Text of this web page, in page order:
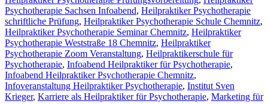
Psychotherapie Sachsen Infoabend, Heilpraktiker Psychotherapie
schriftliche Prüfung, Heilpraktiker Psychotherapie Schule Chemnitz,
Heilpraktiker Psychotherapie Seminar Chemnitz, Heilpraktiker
Psychotherapie Weststraße 18 Chemnitz, Heilpraktiker
Psychotherapie Zoom Veranstaltung, Heilpraktikerschule für
Psychotherapie, Infoabend Heilpraktiker für Psychotherapie,
Infoabend Heilpraktiker Psychotherapie Chemnitz,
Infoveranstaltung Heilpraktiker Psychotherapie, Institut Sven
Krieger, Karriere als Heilpraktiker für Psychotherapie, Marketing für